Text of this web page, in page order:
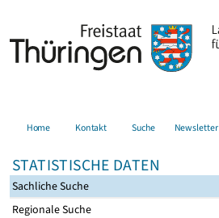
Home Kontakt Suche Newsletter
STATISTISCHE DATEN
Sachliche Suche
Regionale Suche